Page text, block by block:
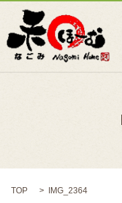
TOP IMG_2364